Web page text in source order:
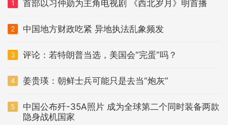
1 首部以习仲勋为主角电视剧 《西北岁月》明首播
2 中国地方财政吃紧 异地执法乱象频发
3 评论：若特朗普当选，美国会“完蛋”吗？
4 姜贵瑛：朝鲜士兵可能只是去当“炮灰”
5
中国公布歼-35A照片 成为全球第二个同时装备两款
隐身战机国家